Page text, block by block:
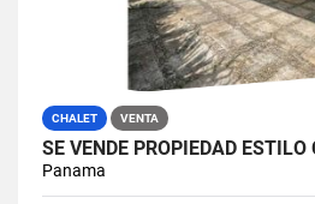
CHALET VENTA
Panama